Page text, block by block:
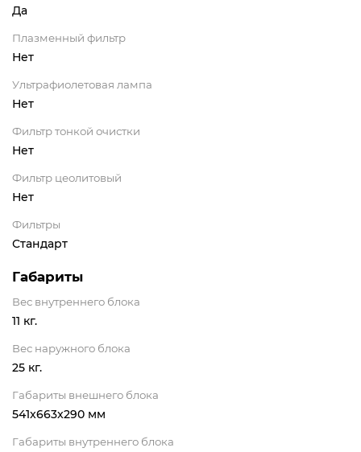
Да
Плазменный фильтр
Нет
Ультрафиолетовая лампа
Нет
Фильтр тонкой очистки
Нет
Фильтр цеолитовый
Нет
Фильтры
Стандарт
Габариты
Вес внутреннего блока
11 кг.
Вес наружного блока
25 кг.
Габариты внешнего блока
541x663x290 мм
Габариты внутреннего блока